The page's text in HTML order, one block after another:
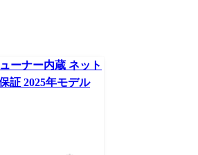
ーナー内蔵 ネット
証 2025年モデル